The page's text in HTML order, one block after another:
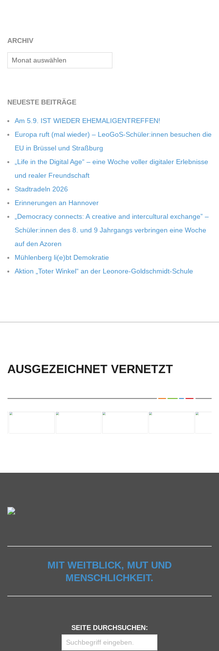
H
M
D
T
-
S
C
H
U
E
ARCHIV
Archiv
NEU­ESTE BEITRÄGE
Am 5.9. IST WIEDER EHEMALIGENTREFFEN!
Europa ruft (mal wie­der) – LeoGoS-Schüler:innen besu­chen die
EU in Brüs­sel und Straßburg
„Life in the Digi­tal Age“ – eine Woche vol­ler digi­ta­ler Erleb­nisse
und rea­ler Freundschaft
Stadt­ra­deln 2026
Erin­ne­run­gen an Hannover
„Demo­cracy con­nects: A crea­tive and inter­cul­tu­ral exch­ange” –
Schüler:innen des 8. und 9 Jahr­gangs ver­brin­gen eine Woche
auf den Azoren
Müh­len­berg li(e)bt Demokratie
Aktion „Toter Win­kel“ an der Leonore-Goldschmidt-Schule
AUSGEZEICHNET VERNETZT
MIT WEITBLICK, MUT UND
MENSCHLICHKEIT.
SEITE DURCHSUCHEN: